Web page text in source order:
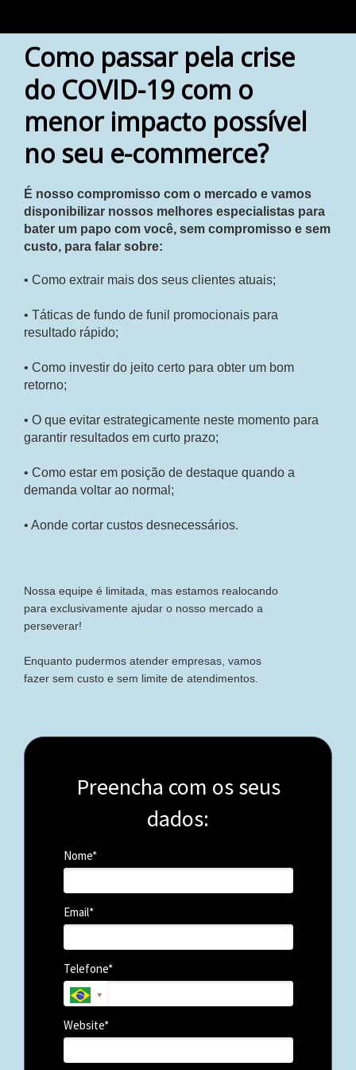
Como passar pela crise
do COVID-19 com o
menor impacto possível
no seu e-commerce?
É nosso compromisso com o mercado e vamos
disponibilizar nossos melhores especialistas para
bater um papo com você, sem compromisso e sem
custo, para falar sobre:
• Como extrair mais dos seus clientes atuais;
• Táticas de fundo de funil promocionais para
resultado rápido;
• Como investir do jeito certo para obter um bom
retorno;
• O que evitar estrategicamente neste momento para
garantir resultados em curto prazo;
• Como estar em posição de destaque quando a
demanda voltar ao normal;
• Aonde cortar custos desnecessários.
Nossa equipe é limitada, mas estamos realocando
para exclusivamente ajudar o nosso mercado a
perseverar!
Enquanto pudermos atender empresas, vamos
fazer sem custo e sem limite de atendimentos.
Preencha com os seus
dados:
Nome*
Email*
Telefone*
Website*